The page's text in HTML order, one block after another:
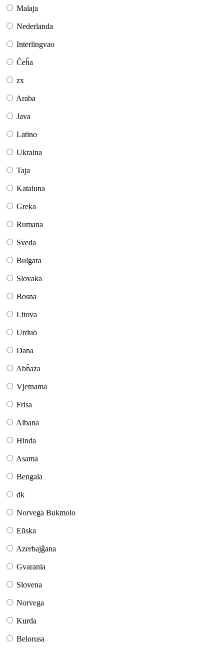
Malaja
Nederlanda
Interlingvao
Ĉeĥa
zx
Araba
Java
Latino
Ukraina
Taja
Kataluna
Greka
Rumana
Sveda
Bulgara
Slovaka
Bosna
Litova
Urduo
Dana
Abĥaza
Vjetnama
Frisa
Albana
Hinda
Asama
Bengala
dk
Norvega Bukmolo
Eŭska
Azerbajĝana
Gvarania
Slovena
Norvega
Kurda
Belorusa